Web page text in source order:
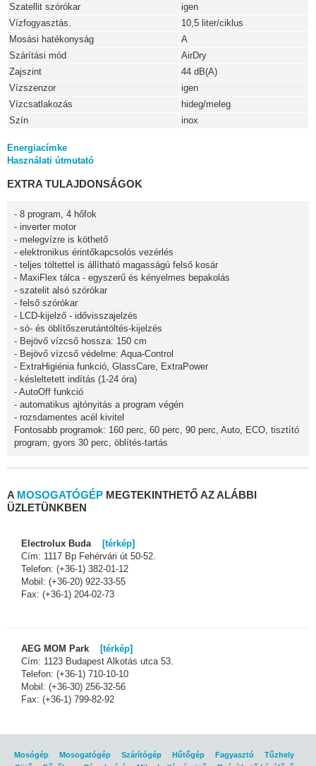
Szatellit szórókar
igen
Vízfogyasztás.
10,5 liter/ciklus
Mosási hatékonyság
A
Szárítási mód
AirDry
Zajszint
44 dB(A)
Vízszenzor
igen
Vízcsatlakozás
hideg/meleg
Szín
inox
Energiacímke
Használati útmutató
EXTRA TULAJDONSÁGOK
- 8 program, 4 hőfok
- inverter motor
- melegvízre is köthető
- elektronikus érintőkapcsolós vezérlés
- teljes töltettel is állítható magasságú felső kosár
- MaxiFlex tálca - egyszerű és kényelmes bepakolás
- szatelit alsó szórókar
- felső szórókar
- LCD-kijelző - idővisszajelzés
- só- és öblítőszerutántöltés-kijelzés
- Bejövő vízcső hossza: 150 cm
- Bejövő vízcső védelme: Aqua-Control
- ExtraHigiénia funkció, GlassCare, ExtraPower
- késleltetett indítás (1-24 óra)
- AutoOff funkció
- automatikus ajtónyitás a program végén
- rozsdamentes acél kivitel
Fontosabb programok: 160 perc, 60 perc, 90 perc, Auto, ECO, tisztító
program, gyors 30 perc, öblítés-tartás
A MOSOGATÓGÉP MEGTEKINTHETŐ AZ ALÁBBI
ÜZLETÜNKBEN
Electrolux Buda [térkép]
Cím: 1117 Bp Fehérvári út 50-52.
Telefon: (+36-1) 382-01-12
Mobil: (+36-20) 922-33-55
Fax: (+36-1) 204-02-73
AEG MOM Park [térkép]
Cím: 1123 Budapest Alkotás utca 53.
Telefon: (+36-1) 710-10-10
Mobil: (+36-30) 256-32-56
Fax: (+36-1) 799-82-92
Mosógép Mosogatógép Szárítógép Hűtőgép Fagyasztó
Tűzhely